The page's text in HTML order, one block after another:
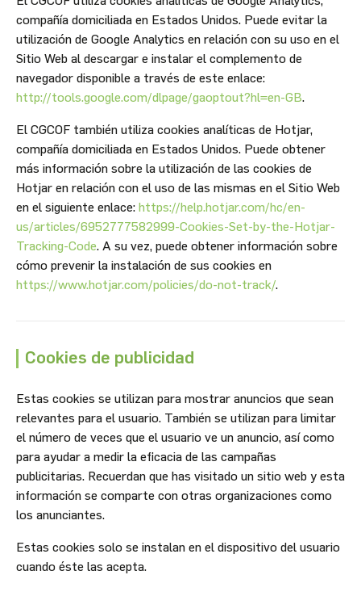
compañía domiciliada en Estados Unidos. Puede evitar la
utilización de Google Analytics en relación con su uso en el
Sitio Web al descargar e instalar el complemento de
navegador disponible a través de este enlace:
http://tools.google.com/dlpage/gaoptout?hl=en-GB.
El CGCOF también utiliza cookies analíticas de Hotjar,
compañía domiciliada en Estados Unidos. Puede obtener
más información sobre la utilización de las cookies de
Hotjar en relación con el uso de las mismas en el Sitio Web
en el siguiente enlace: https://help.hotjar.com/hc/en-
us/articles/6952777582999-Cookies-Set-by-the-Hotjar-
Tracking-Code. A su vez, puede obtener información sobre
cómo prevenir la instalación de sus cookies en
https://www.hotjar.com/policies/do-not-track/.
Cookies de publicidad
Estas cookies se utilizan para mostrar anuncios que sean
relevantes para el usuario. También se utilizan para limitar
el número de veces que el usuario ve un anuncio, así como
para ayudar a medir la eficacia de las campañas
publicitarias. Recuerdan que has visitado un sitio web y esta
información se comparte con otras organizaciones como
los anunciantes.
Estas cookies solo se instalan en el dispositivo del usuario
cuando éste las acepta.